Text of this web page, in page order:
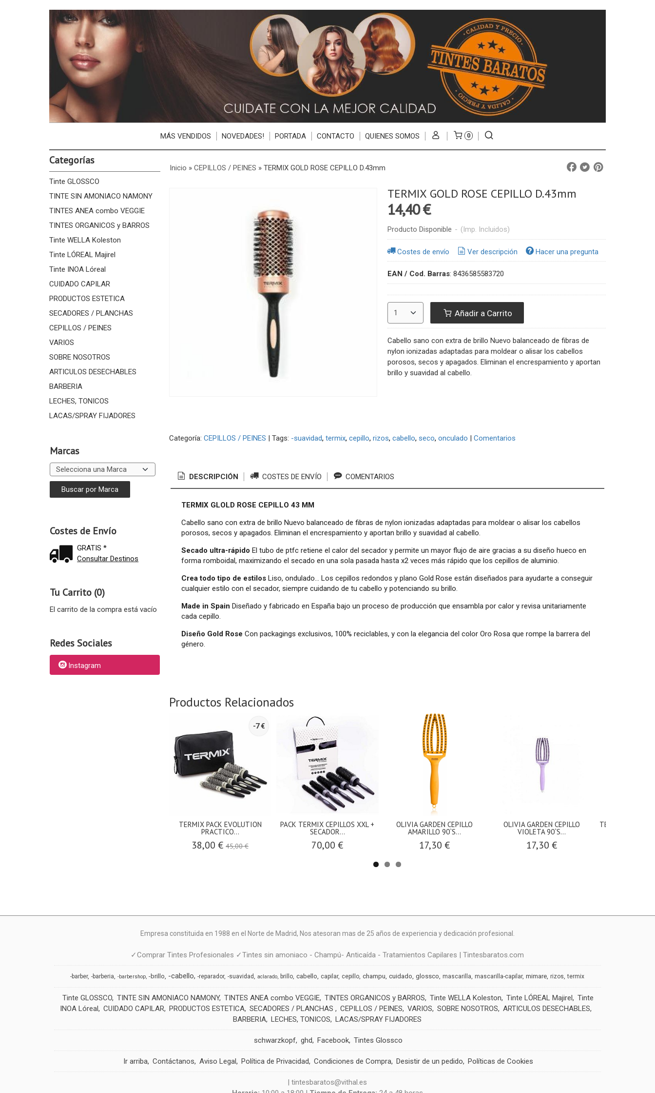
MÁS VENDIDOS NOVEDADES! PORTADA CONTACTO QUIENES SOMOS 0
Categorías
Tinte GLOSSCO
TINTE SIN AMONIACO NAMONY
TINTES ANEA combo VEGGIE
TINTES ORGANICOS y BARROS
Tinte WELLA Koleston
Tinte LÓREAL Majirel
Tinte INOA Lóreal
CUIDADO CAPILAR
PRODUCTOS ESTETICA
SECADORES / PLANCHAS
CEPILLOS / PEINES
VARIOS
SOBRE NOSOTROS
ARTICULOS DESECHABLES
BARBERIA
LECHES, TONICOS
LACAS/SPRAY FIJADORES
Marcas
Costes de Envío
GRATIS *
Consultar Destinos
Tu Carrito (0)
El carrito de la compra está vacío
Redes Sociales
Instagram
Inicio » CEPILLOS / PEINES » TERMIX GOLD ROSE CEPILLO D.43mm
TERMIX GOLD ROSE CEPILLO D.43mm
14,40 €
Producto Disponible - (Imp. Incluidos)
Costes de envío Ver descripción Hacer una pregunta
EAN / Cod. Barras: 8436585583720
Añadir a Carrito
Cabello sano con extra de brillo Nuevo balanceado de fibras de
nylon ionizadas adaptadas para moldear o alisar los cabellos
porosos, secos y apagados. Eliminan el encrespamiento y aportan
brillo y suavidad al cabello.
Categoría: CEPILLOS / PEINES Tags: -suavidad termix cepillo rizos cabello seco onculado Comentarios
DESCRIPCIÓN COSTES DE ENVÍO COMENTARIOS
TERMIX GLOLD ROSE CEPILLO 43 MM
Cabello sano con extra de brillo Nuevo balanceado de fibras de nylon ionizadas adaptadas para moldear o alisar los cabellos
porosos, secos y apagados. Eliminan el encrespamiento y aportan brillo y suavidad al cabello.
Secado ultra-rápidoEl tubo de ptfc retiene el calor del secador y permite un mayor flujo de aire gracias a su diseño hueco en
forma romboidal, maximizando el secado en una sola pasada hasta x2 veces más rápido que los cepillos de aluminio.
Crea todo tipo de estilos Liso, ondulado… Los cepillos redondos y plano Gold Rose están diseñados para ayudarte a conseguir
cualquier estilo con el secador, siempre cuidando de tu cabello y potenciando su brillo.
Made in Spain Diseñado y fabricado en España bajo un proceso de producción que ensambla por calor y revisa unitariamente
cada cepillo.
Diseño Gold RoseCon packagings exclusivos, 100% reciclables, y con la elegancia del color Oro Rosa que rompe la barrera del
género.
Productos Relacionados
-7 €
TERMIX PACK EVOLUTION
PRACTICO...
38,00 €45,00 €
PACK TERMIX CEPILLOS XXL +
SECADOR...
70,00 €
OLIVIA GARDEN CEPILLO
AMARILLO 90`S...
17,30 €
OLIVIA GARDEN CEPILLO
VIOLETA 90`S...
17,30 €
TERMIX PRIDE
Empresa constituida en 1988 en el Norte de Madrid, Nos atesoran mas de 25 años de experiencia y dedicación profesional.
✓Comprar Tintes Profesionales ✓Tintes sin amoniaco - Champú- Anticaída - Tratamientos Capilares | Tintesbaratos.com
-barber -barberia -barbershop -brillo -cabello -reparador -suavidad aclarado brillo cabello capilar cepillo champu cuidado glossco mascarilla mascarilla-capilar mimare rizos termix
Tinte GLOSSCO TINTE SIN AMONIACO NAMONY TINTES ANEA combo VEGGIE TINTES ORGANICOS y BARROS Tinte WELLA Koleston Tinte LÓREAL Majirel Tinte
INOA Lóreal
CUIDADO CAPILAR PRODUCTOS ESTETICA SECADORES / PLANCHAS CEPILLOS / PEINES VARIOS SOBRE NOSOTROS
ARTICULOS DESECHABLES
BARBERIA
LECHES, TONICOS LACAS/SPRAY FIJADORES
schwarzkopf ghd Facebook Tintes Glossco
Ir arriba Contáctanos Aviso Legal Política de Privacidad Condiciones de Compra Desistir de un pedido Políticas de Cookies
| tintesbaratos@vithal.es